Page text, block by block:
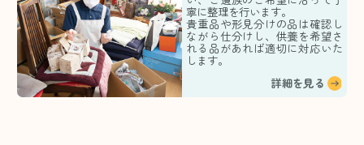
寧に整理を行います。
貴重品や形見分けの品は確認し
ながら仕分けし、供養を希望さ
れる品があれば適切に対応いた
します。
詳細を見る